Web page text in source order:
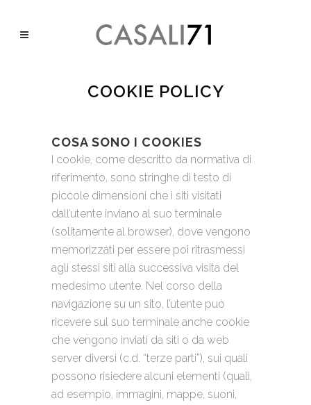
COOKIE POLICY
COSA SONO I COOKIES
I cookie, come descritto da normativa di
riferimento, sono stringhe di testo di
piccole dimensioni che i siti visitati
dall’utente inviano al suo terminale
(solitamente al browser), dove vengono
memorizzati per essere poi ritrasmessi
agli stessi siti alla successiva visita del
medesimo utente. Nel corso della
navigazione su un sito, l’utente può
ricevere sul suo terminale anche cookie
che vengono inviati da siti o da web
server diversi (c.d. “terze parti”), sui quali
possono risiedere alcuni elementi (quali,
ad esempio, immagini, mappe, suoni,